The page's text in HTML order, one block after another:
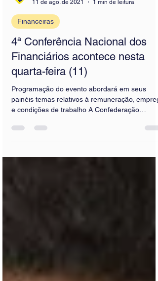
11 de ago. de 2021
Financeiras
4ª Conferência Nacional dos
Financiários acontece nesta
quarta-feira (11)
Programação do evento abordará em seus
painéis temas relativos à remuneração,
e condições de trabalho A Confederação